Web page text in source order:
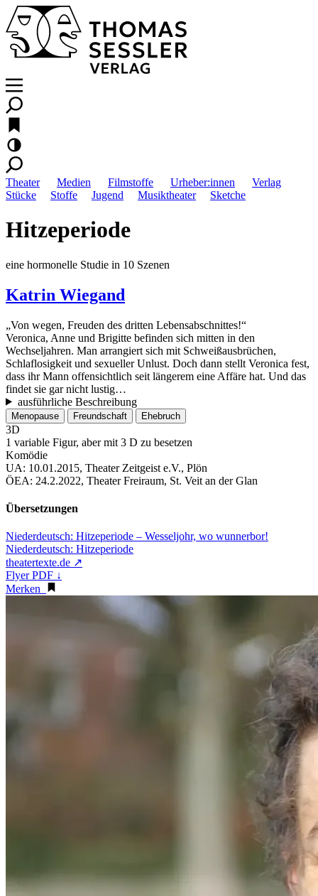
Theater Medien Filmstoffe Urheber:innen
Verlag
Stücke
Stoffe Jugend Musiktheater Sketche
Hitzeperiode
eine hormonelle Studie in 10 Szenen
Katrin Wiegand
„Von wegen, Freuden des dritten Lebensabschnittes!“
Veronica, Anne und Brigitte befinden sich mitten in den
Wechseljahren. Man arrangiert sich mit Schweißausbrüchen,
Schlaflosigkeit und sexueller Unlust. Doch dann stellt Veronica fest,
dass ihr Mann offensichtlich seit längerem eine Affäre hat. Und das
findet sie gar nicht lustig…
ausführliche Beschreibung
Menopause Freundschaft Ehebruch
3D
1 variable Figur, aber mit 3 D zu besetzen
Komödie
UA: 10.01.2015, Theater Zeitgeist e.V., Plön
ÖEA: 24.2.2022, Theater Freiraum, St. Veit an der Glan
Übersetzungen
Niederdeutsch: Hitzeperiode – Wesseljohr, wo wunnerbor!
Niederdeutsch: Hitzeperiode
theatertexte.de ↗
Flyer PDF ↓
Merken